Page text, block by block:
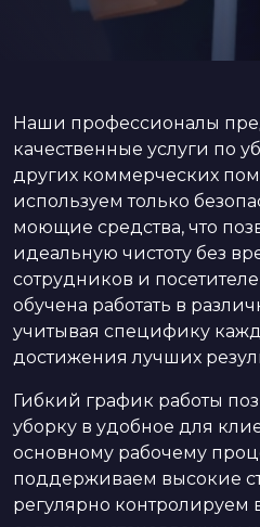
Наши профессионалы
качественные услуги по
других коммерческих
используем только
моющие средства, что
идеальную чистоту без
сотрудников и
обучена работать в
учитывая специфику
достижения лучших
Гибкий график работы
уборку в удобное для
основному рабочему
поддерживаем высокие
регулярно контролируем